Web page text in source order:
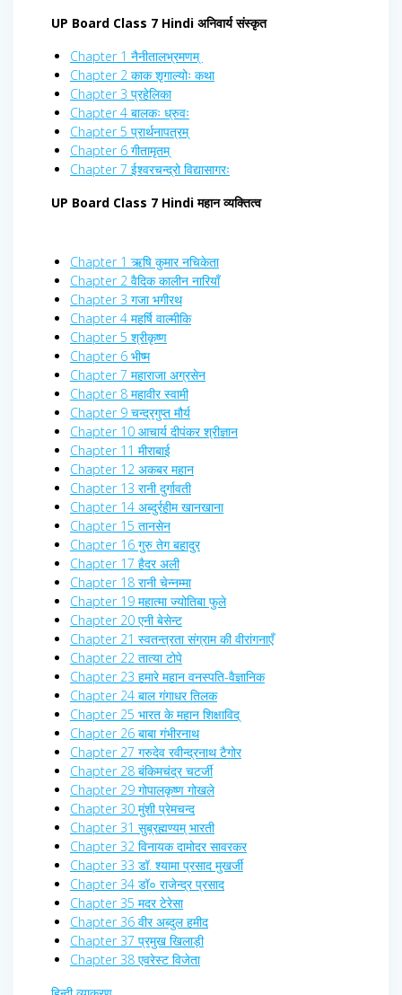
UP Board Class 7 Hindi अनिवार्य संस्कृत
Chapter 1 नैनीतालभ्रमणम्
Chapter 2 काक शृगाल्योः कथा
Chapter 3 प्रहेलिका
Chapter 4 बालकः ध्रुवः
Chapter 5 प्रार्थनापत्रम्
Chapter 6 गीतामृतम्
Chapter 7 ईश्वरचन्द्रो विद्यासागरः
UP Board Class 7 Hindi महान व्यक्तित्व
Chapter 1 ऋषि कुमार नचिकेता
Chapter 2 वैदिक कालीन नारियाँ
Chapter 3 गजा भगीरथ
Chapter 4 महर्षि वाल्मीकि
Chapter 5 श्रीकृष्ण
Chapter 6 भीष्म
Chapter 7 महाराजा अग्रसेन
Chapter 8 महावीर स्वामी
Chapter 9 चन्द्रगुप्त मौर्य
Chapter 10 आचार्य दीपंकर श्रीज्ञान
Chapter 11 मीराबाई
Chapter 12 अकबर महान
Chapter 13 रानी दुर्गावती
Chapter 14 अब्दुर्रहीम खानखाना
Chapter 15 तानसेन
Chapter 16 गुरु तेग बहादुर
Chapter 17 हैदर अली
Chapter 18 रानी चेन्नम्मा
Chapter 19 महात्मा ज्योतिबा फुले
Chapter 20 एनी बेसेन्ट
Chapter 21 स्वतन्त्रता संग्राम की वीरांगनाएँ
Chapter 22 तात्या टोपे
Chapter 23 हमारे महान वनस्पति-वैज्ञानिक
Chapter 24 बाल गंगाधर तिलक
Chapter 25 भारत के महान शिक्षाविद्
Chapter 26 बाबा गंभीरनाथ
Chapter 27 गरुदेव रवीन्द्रनाथ टैगोर
Chapter 28 बंकिमचंद्र चटर्जी
Chapter 29 गोपालकृष्ण गोखले
Chapter 30 मुंशी प्रेमचन्द
Chapter 31 सुब्रह्मण्यम् भारती
Chapter 32 विनायक दामोदर सावरकर
Chapter 33 डॉ. श्यामा प्रसाद मुखर्जी
Chapter 34 डॉ० राजेन्द्र प्रसाद
Chapter 35 मदर टेरेसा
Chapter 36 वीर अब्दुल हमीद
Chapter 37 प्रमुख खिलाड़ी
Chapter 38 एवरेस्ट विजेता